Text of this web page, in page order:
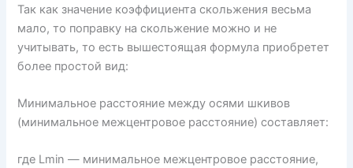
Так как значение коэффициента скольжения весьма
мало, то поправку на скольжение можно и не
учитывать, то есть вышестоящая формула приобретет
более простой вид:
Минимальное расстояние между осями шкивов
(минимальное межцентровое расстояние) составляет:
где Lmin — минимальное межцентровое расстояние,